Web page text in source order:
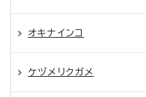
オキナインコ
ケヅメリクガメ